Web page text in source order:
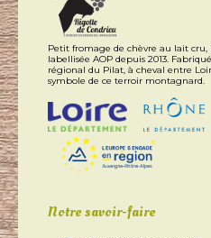
Petit fromage de chèvre au lait
labellisée AOP depuis 2013.
régional du Pilat, à cheval entre
symbole de ce terroir montagnard.
Notre savoir-faire